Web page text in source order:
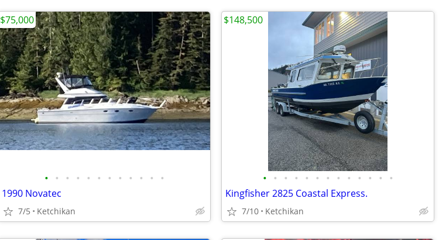
• • • • • • • • • • • •
1990 Novatec
7/5 Ketchikan
$75,000
• • • • • • • • • • • • •
Kingfisher 2825 Coastal Express.
7/10 Ketchikan
$148,500